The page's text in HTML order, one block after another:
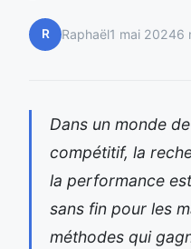
R Raphaël1 mai 20246
Dans un monde
compétitif, la
la performance
sans fin pour les
méthodes qui